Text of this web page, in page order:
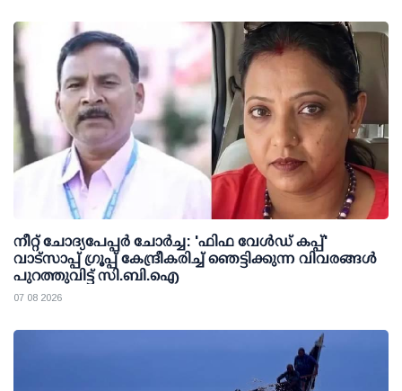
നീറ്റ് ചോദ്യപേപ്പര്‍ ചോര്‍ച്ച: 'ഫിഫ വേള്‍ഡ് കപ്പ്'
വാട്സാപ്പ് ഗ്രൂപ്പ് കേന്ദ്രീകരിച്ച് ഞെട്ടിക്കുന്ന വിവരങ്ങള്‍
പുറത്തുവിട്ട് സി.ബി.ഐ
07 08 2026